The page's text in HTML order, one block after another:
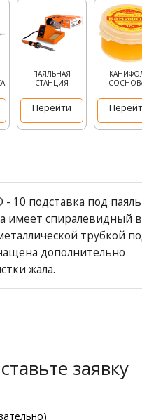
ПАЯЛЬНАЯ
СТАНЦИЯ
Перейти
- 10 подставка под
имеет спиралевидный
трубкой
дополнительно
жала.
заявку